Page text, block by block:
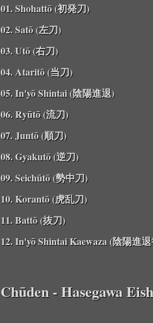
01. Shohattō (初発刀)
02. Satō (左刀)
03. Utō (右刀)
04. Ataritō (当刀)
05. In'yō Shintai (陰陽進退)
06. Ryūtō (流刀)
07. Juntō (順刀)
08. Gyakutō (逆刀)
09. Seichūtō (勢中刀)
10. Korantō (虎乱刀)
11. Battō (抜刀)
12. In'yō Shintai Kaewaza (陰陽進
Chūden - Hasegawa